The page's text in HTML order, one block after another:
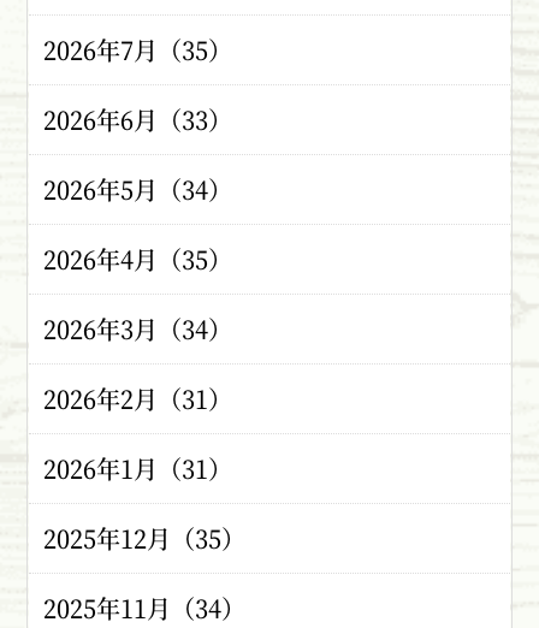
2026年7月（35）
2026年6月（33）
2026年5月（34）
2026年4月（35）
2026年3月（34）
2026年2月（31）
2026年1月（31）
2025年12月（35）
2025年11月（34）